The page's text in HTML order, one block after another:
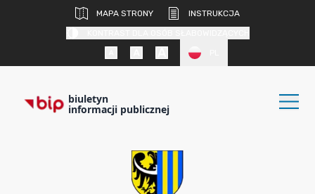
MAPA STRONY
INSTRUKCJA
biuletyn
informacji publicznej